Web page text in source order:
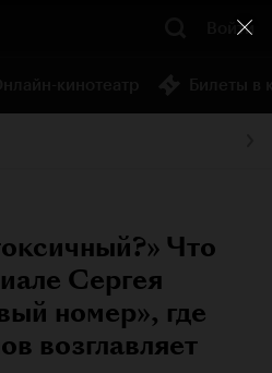
Войти
Что
Сергея
номер», где
возглавляет